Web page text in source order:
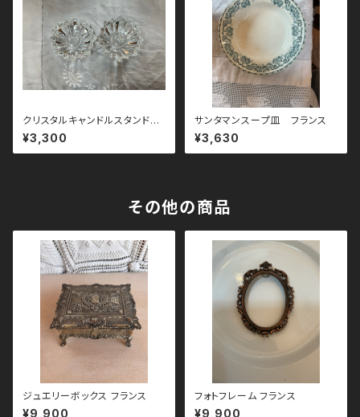
クリスタルキャンドルスタンド
ペア イギリス
¥3,300
サンタマンスープ皿 フランス
¥3,630
その他の商品
ジュエリーボックス フランス
¥9,900
フォトフレーム フランス
¥9,900